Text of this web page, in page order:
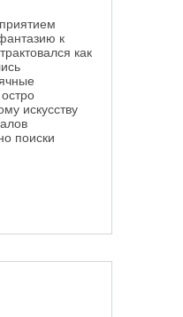
к
как
искусству
поиски